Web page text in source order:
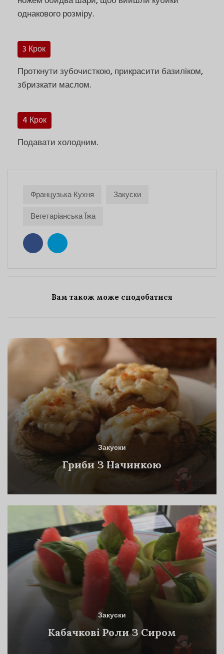
однакового розміру.
3 Крок
Проткнути зубочисткою, прикрасити базиліком,
збризкати маслом.
4 Крок
Подавати холодним.
Французька Кухня
Закуски
Вегетаріанська Їжа
Вам також може сподобатися
Закуски
Гриби З Начинкою
Закуски
Кабачкові Роли З Сиром